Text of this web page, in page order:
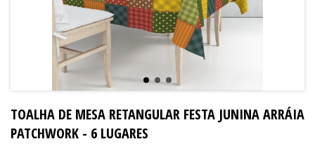
TOALHA DE MESA RETANGULAR FESTA JUNINA ARRÁIA
PATCHWORK - 6 LUGARES